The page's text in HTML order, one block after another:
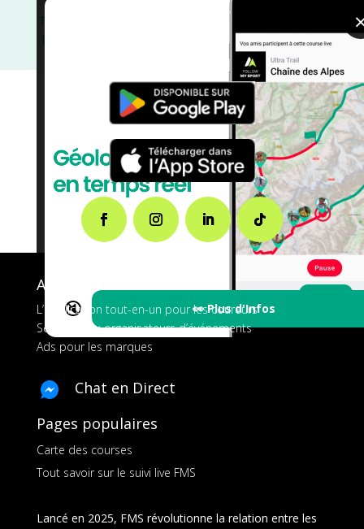
🔇 👀 Plus d'Infos
Trail
Distance Semi
/Distance 100k/
Bouches du Rhône
A propos de FMS
L’application tout-en-un pour les coureurs
Services aux organisateurs d’événements
Ads pour les marques
Chat en Direct
Pages populaires
Carte des courses
Tout savoir sur le suivi live FMS
Lancé en 2025, FMS révolutionne la relation entre les